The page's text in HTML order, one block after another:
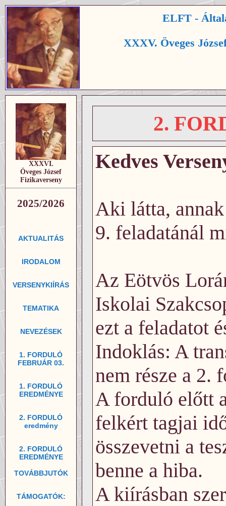
ELFT -
XXXV. Öveges
XXXVI.
Öveges József
Fizikaverseny
2025/2026
AKTUALITÁS
IRODALOM
VERSENYKIÍRÁS
TEMATIKA
NEVEZÉSEK
1. FORDULÓ
FEBRUÁR 03.
1. FORDULÓ
EREDMÉNYE
2. FORDULÓ
eredmény
2. FORDULÓ
EREDMÉNYE
TOVÁBBJUTÓK
TÁMOGATÓK:
2.
Kedves
Aki látta,
9. feladatánál
Az Eötvös
Iskolai
ezt a feladatot
Indoklás: A
nem része a 2.
A forduló előtt
felkért tagjai
összevetni a
benne a hiba.
A kiírásban